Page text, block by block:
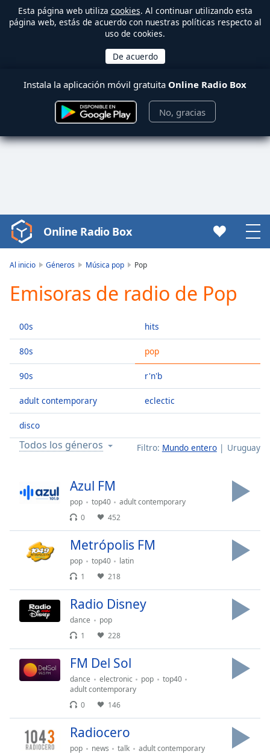
Esta página web utiliza cookies. Al continuar utilizando esta
página web, estás de acuerdo con nuestras políticas respecto al
uso de cookies.
Instala la aplicación móvil gratuita Online Radio Box
No, gracias
Video
Player
Play
Video
Skip
Skip
Mute
Current
Time0:00
Duration
Loaded:
0.00%
Seek to
live,
liveLIVE
Remaining
-
Playback
Rate
Chapters
descriptions
selected
Online Radio Box
Al inicio Géneros Música pop Pop
Emisoras de radio de Pop
00s
80s
90s
adult contemporary
disco
hits
pop
r'n'b
eclectic
Filtro: Mundo entero Uruguay
Todos los géneros
Azul FM
pop top40
adult contemporary
0
452
Metrópolis FM
pop top40
latin
1
218
Radio Disney
dance
pop
1
228
FM Del Sol
dance electronic pop
top40
adult contemporary
0
146
Radiocero
pop news talk
adult contemporary